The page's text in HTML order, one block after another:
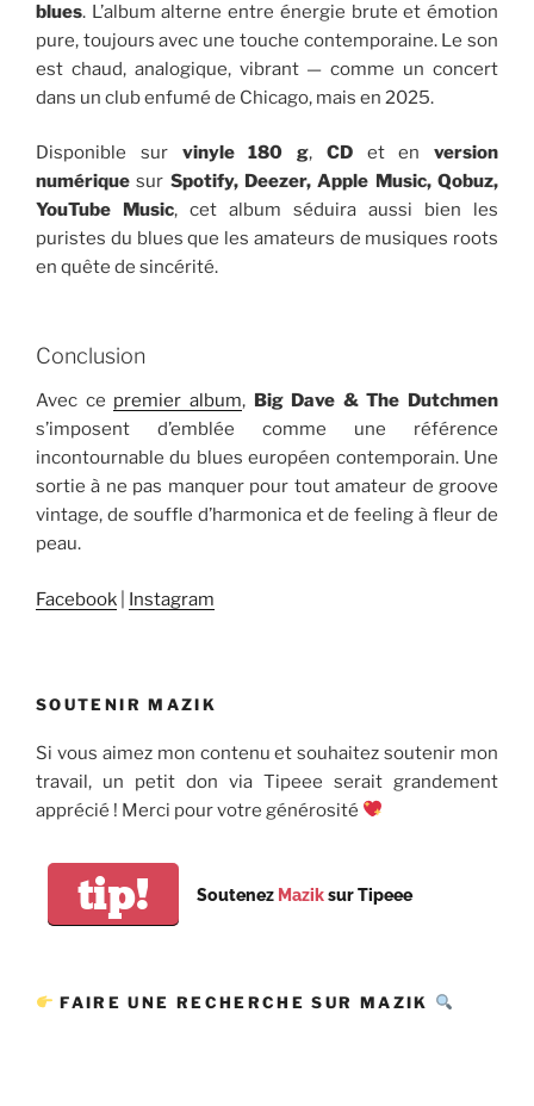
blues. L’album alterne entre énergie brute et émotion
pure, toujours avec une touche contemporaine. Le son
est chaud, analogique, vibrant — comme un concert
dans un club enfumé de Chicago, mais en 2025.
Disponible sur vinyle 180 g, CDet en version
numérique sur Spotify, Deezer, Apple Music, Qobuz,
YouTube Music, cet album séduira aussi bien les
puristes du blues que les amateurs de musiques roots
en quête de sincérité.
Conclusion
Avec ce premier album, Big Dave & The Dutchmen
s’imposent d’emblée comme une référence
incontournable du blues européen contemporain. Une
sortie à ne pas manquer pour tout amateur de groove
vintage, de souffle d’harmonica et de feeling à fleur de
peau.
Facebook Instagram
SOUTENIR MAZIK
Si vous aimez mon contenu et souhaitez soutenir mon
travail, un petit don via Tipeee serait grandement
apprécié ! Merci pour votre générosité
tip! Soutenez Maziksur Tipeee
FAIRE UNE RECHERCHE SUR MAZIK